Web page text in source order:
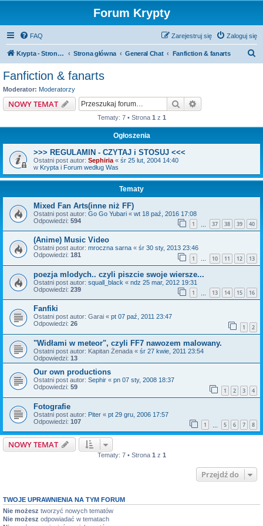
Forum Krypty
FAQ Zaloguj się
Zarejestruj się
Krypta - Strona główna Strona główna General Chat Fanfiction & fanarts
Fanfiction & fanarts
Moderator: Moderatorzy
NOWY TEMAT Szukaj
Tematy: 7 • Strona 1 z 1
Ogłoszenia
>>> REGULAMIN - CZYTAJ i STOSUJ <<<
Ostatni post autor: Sephiria « śr 25 lut, 2004 14:40
w Krypta i Forum według Was
Tematy
Mixed Fan Arts(inne niż FF)
Ostatni post autor: Go Go Yubari « wt 18 paź, 2016 17:08
Odpowiedzi: 594 1 37 38 39 40
(Anime) Music Video
Ostatni post autor: mroczna sarna « śr 30 sty, 2013 23:46
Odpowiedzi: 181 1 … 10 11 12 13
poezja mlodych.. czyli piszcie swoje wiersze...
Ostatni post autor: squall_black « ndz 25 mar, 2012 19:31
Odpowiedzi: 239 1 13 14 15 16
Fanfiki
Ostatni post autor: Garai « pt 07 paź, 2011 23:47
Odpowiedzi: 26 1 2
"Widłami w meteor", czyli FF7 nawozem malowany.
Ostatni post autor: Kapitan Żenada « śr 27 kwie, 2011 23:54
Odpowiedzi: 13
Our own productions
Ostatni post autor: Sephir « pn 07 sty, 2008 18:37
Odpowiedzi: 59 1 2 3 4
Fotografie
Ostatni post autor: Piter « pt 29 gru, 2006 17:57
Odpowiedzi: 107 1 5 6 7 8
NOWY TEMAT
Tematy: 7 • Strona 1 z 1
Przejdź do
TWOJE UPRAWNIENIA NA TYM FORUM
Nie możesz tworzyć nowych tematów
Nie możesz odpowiadać w tematach